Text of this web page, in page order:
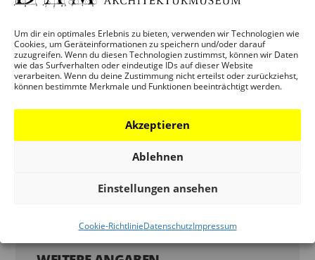
Um dir ein optimales Erlebnis zu bieten, verwenden wir Technologien wie
Cookies, um Geräteinformationen zu speichern und/oder darauf
zuzugreifen. Wenn du diesen Technologien zustimmst, können wir Daten
wie das Surfverhalten oder eindeutige IDs auf dieser Website
verarbeiten. Wenn du deine Zustimmung nicht erteilst oder zurückziehst,
können bestimmte Merkmale und Funktionen beeinträchtigt werden.
Akzeptieren
Ablehnen
Einstellungen ansehen
Cookie-RichtlinieDatenschutzImpressum
DEUTSCHES ARCHITEKTURMUSEUM
(DAM)
Telefon:
info.dam@stadt-frankfurt.de